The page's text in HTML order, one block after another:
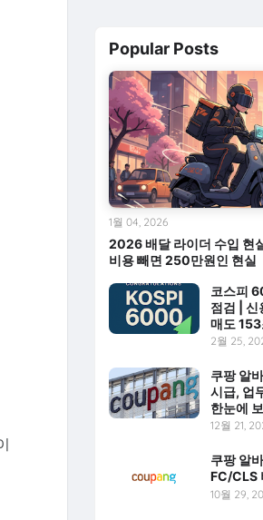
Popular Posts
2026 배달 라이더 수입 현
비용 빼면 250만원인 현실
1월 04, 2026
코스피
점검 | 신
매도
2월 25,
쿠팡 알
시급, 업
한눈에
12월 21,
쿠팡 알
FC/CLS
10월 29,